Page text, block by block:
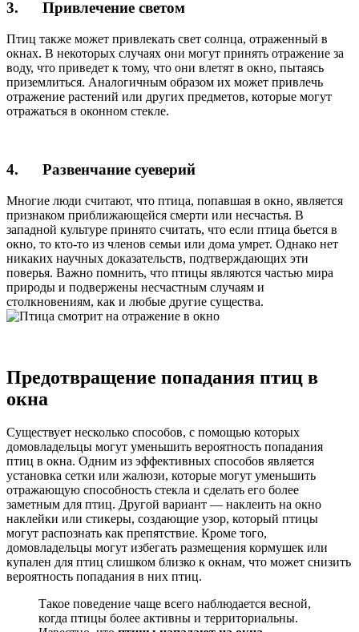
3. Привлечение светом
Птиц также может привлекать свет солнца, отраженный в
окнах. В некоторых случаях они могут принять отражение за
воду, что приведет к тому, что они влетят в окно, пытаясь
приземлиться. Аналогичным образом их может привлечь
отражение растений или других предметов, которые могут
отражаться в оконном стекле.
4. Развенчание суеверий
Многие люди считают, что птица, попавшая в окно, является
признаком приближающейся смерти или несчастья. В
западной культуре принято считать, что если птица бьется в
окно, то кто-то из членов семьи или дома умрет. Однако нет
никаких научных доказательств, подтверждающих эти
поверья. Важно помнить, что птицы являются частью мира
природы и подвержены несчастным случаям и
столкновениям, как и любые другие существа.
Предотвращение попадания птиц в
окна
Существует несколько способов, с помощью которых
домовладельцы могут уменьшить вероятность попадания
птиц в окна. Одним из эффективных способов является
установка сетки или жалюзи, которые могут уменьшить
отражающую способность стекла и сделать его более
заметным для птиц. Другой вариант — наклеить на окно
наклейки или стикеры, создающие узор, который птицы
могут распознать как препятствие. Кроме того,
домовладельцы могут избегать размещения кормушек или
купален для птиц слишком близко к окнам, что может снизить
вероятность попадания в них птиц.
Такое поведение чаще всего наблюдается весной,
когда птицы более активны и территориальны.